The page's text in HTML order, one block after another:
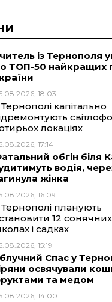
із Тернополя
ТОП-50 найкращих
18:03
капітально
локаціях
17:14
обгін біля
водія,
жінка
16:09
планують
12
і садках
15:19
Спас у
освячували
та медом
14:00